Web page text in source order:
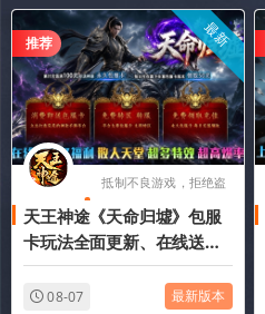
推荐 最新
抵制不良游戏，拒绝盗
版游戏
天王神途《天命归墟》包服
卡玩法全面更新、在线送超
多福利、散人天堂、超多特
效、超高爆率（剑魂洗练特
08-07 最新版本